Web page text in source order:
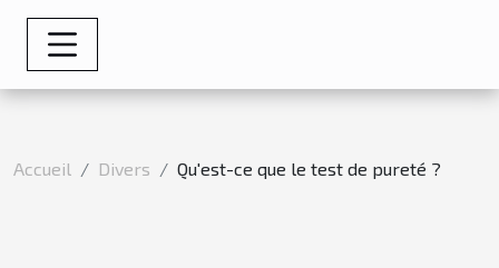
Accueil Divers Qu'est-ce que le test de pureté ?